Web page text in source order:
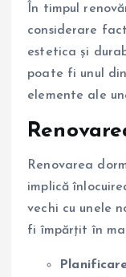
În timpul
considerare
estetica și
poate fi unul
elemente ale
Renovarea
implică
vechi cu unele
fi împărțit în